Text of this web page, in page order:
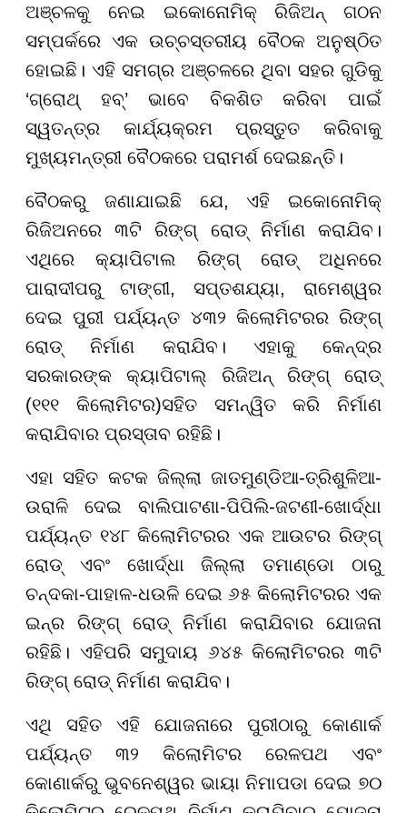
ଅଞ୍ଚଳକୁ ନେଇ ଇକୋନୋମିକ୍ ରିଜିଅନ୍ ଗଠନ
ସମ୍ପର୍କରେ ଏକ ଉଚ୍ଚସ୍ତରୀୟ ବୈଠକ ଅନୁଷ୍ଠିତ
ହୋଇଛି। ଏହି ସମଗ୍ର ଅଞ୍ଚଳରେ ଥିବା ସହର ଗୁଡିକୁ
‘ଗ୍ରୋଥ୍ ହବ୍’ ଭାବେ ବିକଶିତ କରିବା ପାଇଁ
ସ୍ୱତନ୍ତ୍ର କାର୍ଯ୍ୟକ୍ରମ ପ୍ରସ୍ତୁତ କରିବାକୁ
ମୁଖ୍ୟମନ୍ତ୍ରୀ ବୈଠକରେ ପରାମର୍ଶ ଦେଇଛନ୍ତି।
ବୈଠକରୁ ଜଣାଯାଇଛି ଯେ, ଏହି ଇକୋନୋମିକ୍
ରିଜିଅନରେ ୩ଟି ରିଙ୍ଗ୍ ରୋଡ୍ ନିର୍ମାଣ କରାଯିବ।
ଏଥିରେ କ୍ୟାପିଟାଲ ରିଙ୍ଗ୍ ରୋଡ୍ ଅଧିନରେ
ପାରାଦୀପରୁ ଟାଙ୍ଗୀ, ସପ୍ତଶଯ୍ୟା, ରାମେଶ୍ୱର
ଦେଇ ପୁରୀ ପର୍ଯ୍ୟନ୍ତ ୪୩୨ କିଲୋମିଟରର ରିଙ୍ଗ୍
ରୋଡ୍ ନିର୍ମାଣ କରାଯିବ। ଏହାକୁ କେନ୍ଦ୍ର
ସରକାରଙ୍କ କ୍ୟାପିଟାଲ୍ ରିଜିଅନ୍ ରିଙ୍ଗ୍ ରୋଡ୍
(୧୧୧ କିଲୋମିଟର)ସହିତ ସମନ୍ୱିତ କରି ନିର୍ମାଣ
କରାଯିବାର ପ୍ରସ୍ତାବ ରହିଛି।
ଏହା ସହିତ କଟକ ଜିଲ୍ଲା ଜାତମୁଣ୍ଡିଆ-ତ୍ରିଶୁଳିଆ-
ଉରାଳି ଦେଇ ବାଲିପାଟଣା-ପିପିଲି-ଜଟଣୀ-ଖୋର୍ଦ୍ଧା
ପର୍ଯ୍ୟନ୍ତ ୧୪୮ କିଲୋମିଟରର ଏକ ଆଉଟର ରିଙ୍ଗ୍
ରୋଡ୍ ଏବଂ ଖୋର୍ଦ୍ଧା ଜିଲ୍ଲା ତମାଣ୍ଡୋ ଠାରୁ
ଚନ୍ଦକା-ପାହାଳ-ଧଉଳି ଦେଇ ୬୫ କିଲୋମିଟରର ଏକ
ଇନ୍ର ରିଙ୍ଗ୍ ରୋଡ୍ ନିର୍ମାଣ କରାଯିବାର ଯୋଜନା
ରହିଛି। ଏହିପରି ସମୁଦାୟ ୬୪୫ କିଲୋମିଟରର ୩ଟି
ରିଙ୍ଗ୍ ରୋଡ୍ ନିର୍ମାଣ କରାଯିବ।
ଏଥି ସହିତ ଏହି ଯୋଜନାରେ ପୁରୀଠାରୁ କୋଣାର୍କ
ପର୍ଯ୍ୟନ୍ତ ୩୨ କିଲୋମିଟର ରେଳପଥ ଏବଂ
କୋଣାର୍କରୁ ଭୁବନେଶ୍ୱର ଭାୟା ନିମାପଡା ଦେଇ ୭୦